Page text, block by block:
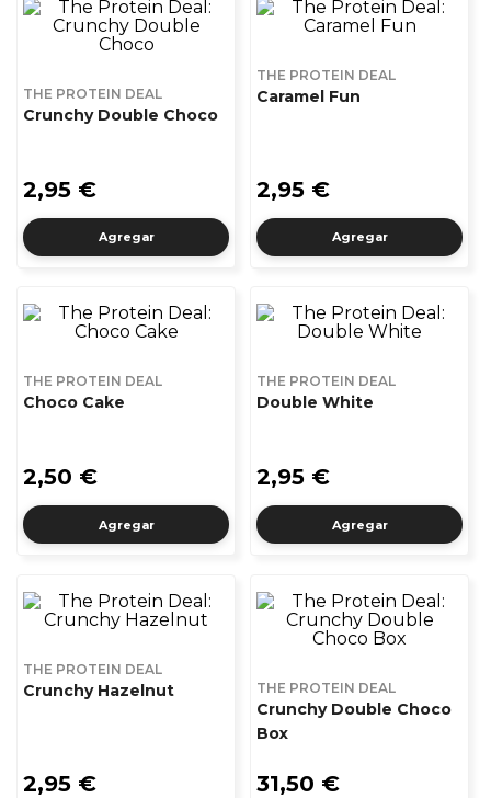
THE PROTEIN DEAL
Crunchy Double Choco
2,95 €
Agregar
THE PROTEIN DEAL
Caramel Fun
2,95 €
Agregar
THE PROTEIN DEAL
Choco Cake
2,50 €
Agregar
THE PROTEIN DEAL
Double White
2,95 €
Agregar
THE PROTEIN DEAL
Crunchy Hazelnut
2,95 €
THE PROTEIN DEAL
Crunchy Double Choco
Box
31,50 €